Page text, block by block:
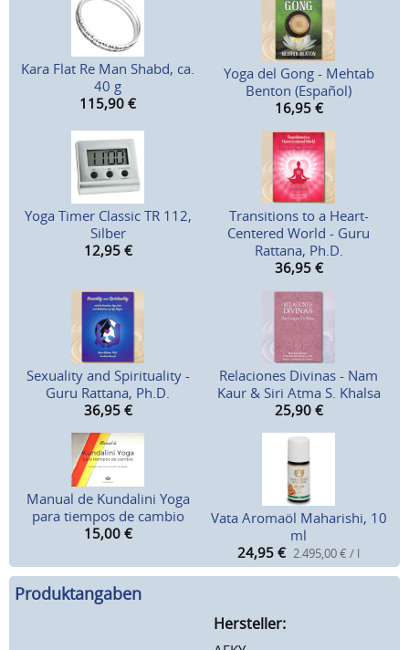
Kara Flat Re Man Shabd, ca.
40 g
115,90 €
Yoga del Gong - Mehtab
Benton (Español)
16,95 €
Yoga Timer Classic TR 112,
Silber
12,95 €
Transitions to a Heart-
Centered World - Guru
Rattana, Ph.D.
36,95 €
Sexuality and Spirituality -
Guru Rattana, Ph.D.
36,95 €
Relaciones Divinas - Nam
Kaur & Siri Atma S. Khalsa
25,90 €
Manual de Kundalini Yoga
para tiempos de cambio
15,00 €
Vata Aromaöl Maharishi, 10
ml
24,95 € 2.495,00 € / l
Produktangaben
Hersteller: